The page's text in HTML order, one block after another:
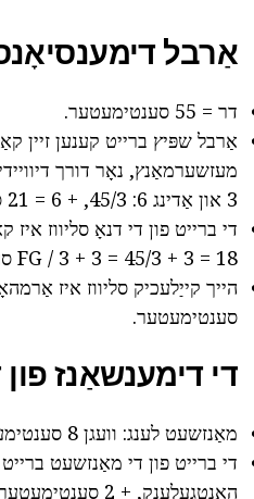
אַרבל
דר = 55 סענטימעטער.
אַרבל שפּיץ ברייט קענען זיין
מעזשערמאַנץ, נאָר דורך
3 און אַדינג 6: 45/3, + 6 = 21 סענטימעטער.
די ברייט פון די דנאָ סליווז איז
FG / 3 + 3 = 45/3 + 3 = 18 סענטימעטער.
סענטימעטער.
די דימענשאַנז
מאַנזשעט לענג: וועגן 8 סענטימעטער.
די ברייט פון די מאַנזשעט
האַנטגעלענק, + 2 סענטימעטער.